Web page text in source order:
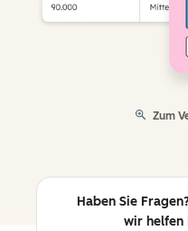
Zum
Haben Sie
wir helfen